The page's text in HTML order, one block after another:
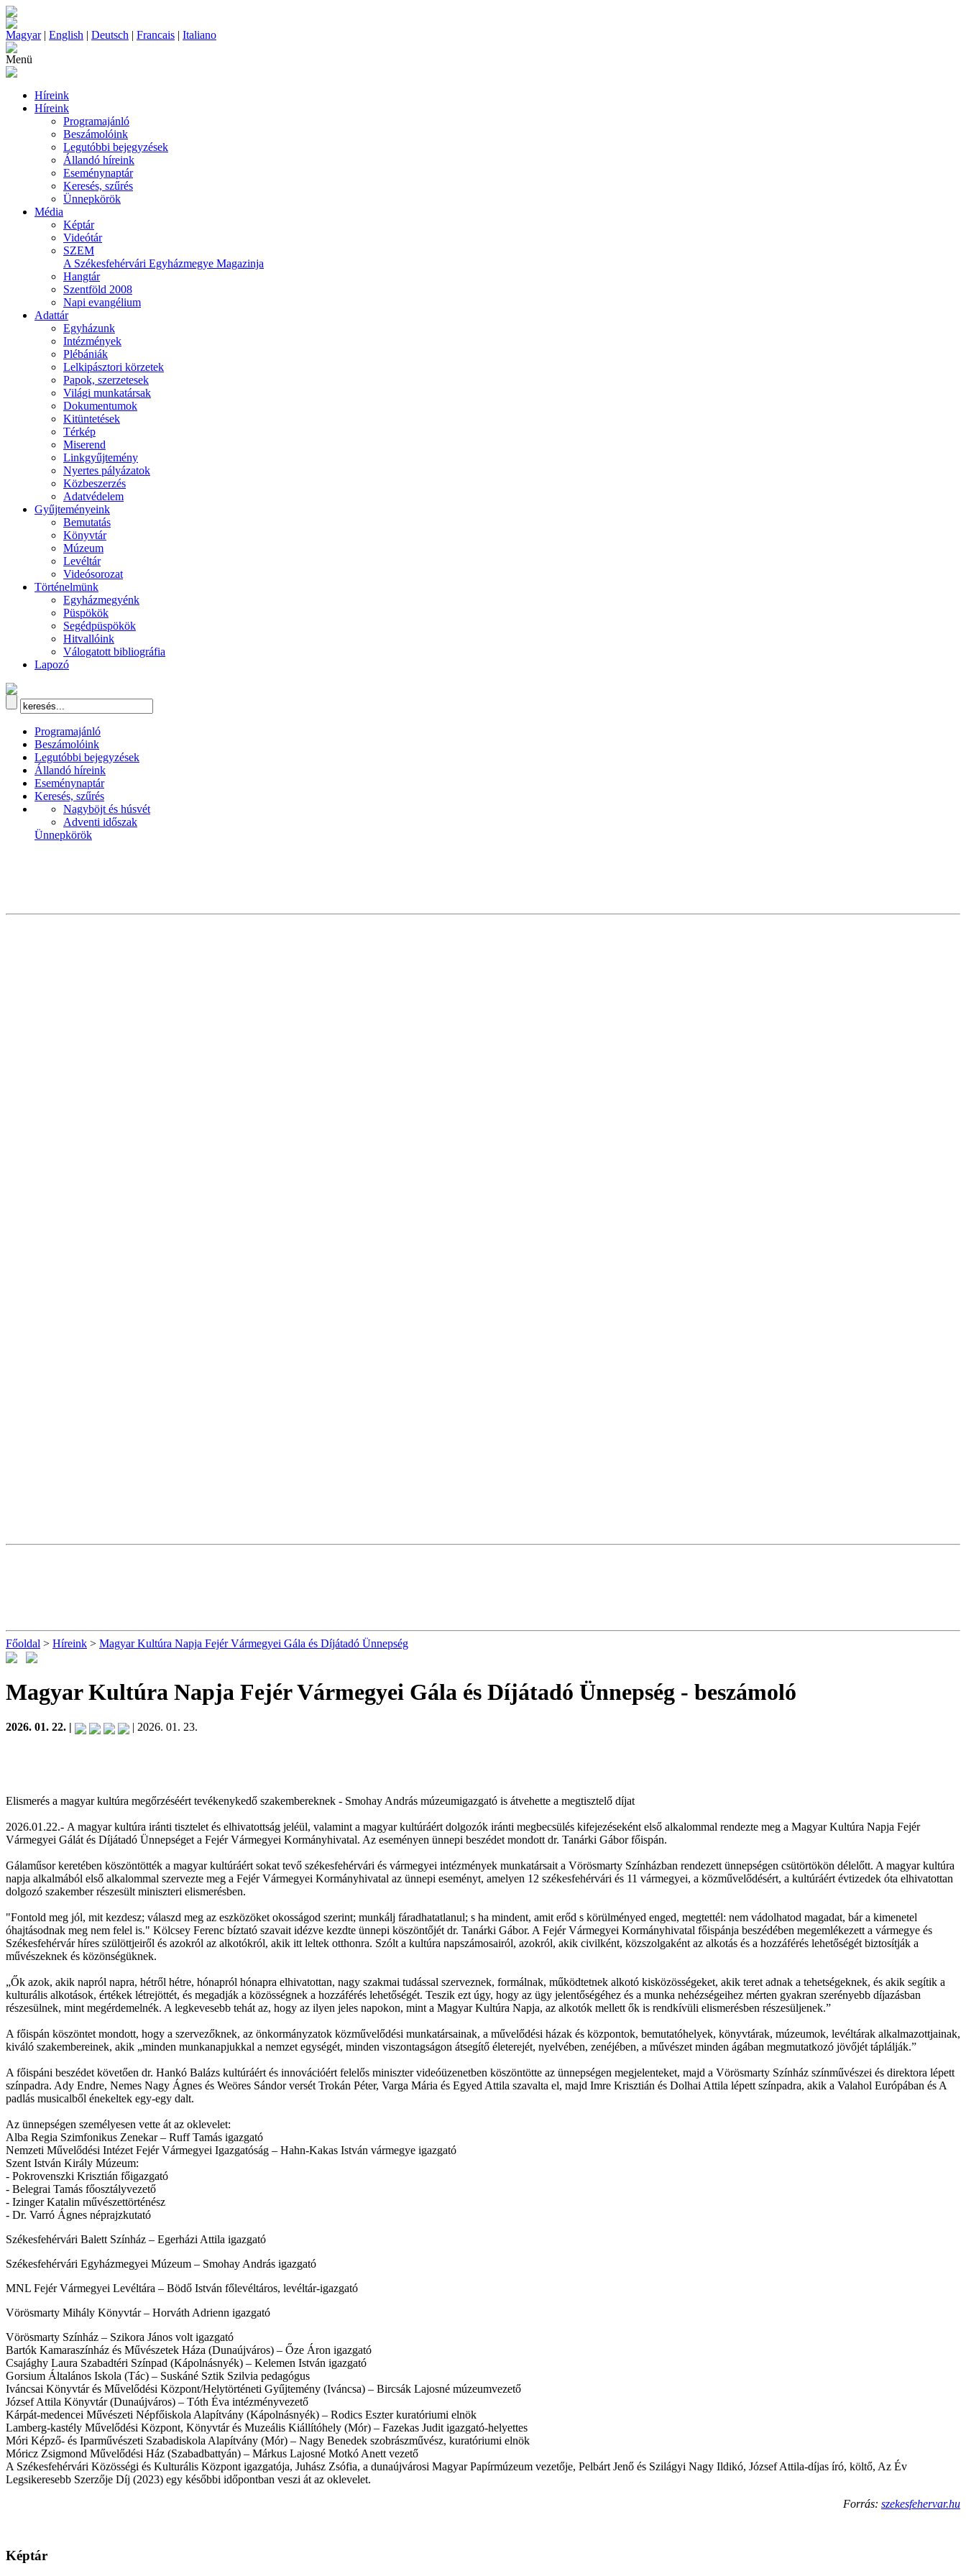
Magyar| English | Deutsch | Francais | Italiano
Menü
Híreink
Híreink
Programajánló
Beszámolóink
Legutóbbi bejegyzések
Állandó híreink
Eseménynaptár
Keresés, szűrés
Ünnepkörök
Média
Képtár
Videótár
SZEM
A Székesfehérvári Egyházmegye Magazinja
Hangtár
Szentföld 2008
Napi evangélium
Adattár
Egyházunk
Intézmények
Plébániák
Lelkipásztori körzetek
Papok, szerzetesek
Világi munkatársak
Dokumentumok
Kitüntetések
Térkép
Miserend
Linkgyűjtemény
Nyertes pályázatok
Közbeszerzés
Adatvédelem
Gyűjteményeink
Bemutatás
Könyvtár
Múzeum
Levéltár
Videósorozat
Történelmünk
Egyházmegyénk
Püspökök
Segédpüspökök
Hitvallóink
Válogatott bibliográfia
Lapozó
Programajánló
Beszámolóink
Legutóbbi bejegyzések
Állandó híreink
Eseménynaptár
Keresés, szűrés
Nagyböjt és húsvét
Adventi időszak
Ünnepkörök
Főoldal > Híreink > Magyar Kultúra Napja Fejér Vármegyei Gála és Díjátadó Ünnepség
Magyar Kultúra Napja Fejér Vármegyei Gála és Díjátadó Ünnepség - beszámoló
2026. 01. 22. | | 2026. 01. 23.
Elismerés a magyar kultúra megőrzéséért tevékenykedő szakembereknek - Smohay András múzeumigazgató is átvehette a megtisztelő díjat
2026.01.22.- A magyar kultúra iránti tisztelet és elhivatottság jeléül, valamint a magyar kultúráért dolgozók iránti megbecsülés kifejezéseként első alkalommal rendezte meg a Magyar Kultúra Napja Fejér
Vármegyei Gálát és Díjátadó Ünnepséget a Fejér Vármegyei Kormányhivatal. Az eseményen ünnepi beszédet mondott dr. Tanárki Gábor főispán.
Gálaműsor keretében köszöntötték a magyar kultúráért sokat tevő székesfehérvári és vármegyei intézmények munkatársait a Vörösmarty Színházban rendezett ünnepségen csütörtökön délelőtt. A magyar kultúra
napja alkalmából első alkalommal szervezte meg a Fejér Vármegyei Kormányhivatal az ünnepi eseményt, amelyen 12 székesfehérvári és 11 vármegyei, a közművelődésért, a kultúráért évtizedek óta elhivatottan
dolgozó szakember részesült miniszteri elismerésben.
"Fontold meg jól, mit kezdesz; válaszd meg az eszközöket okosságod szerint; munkálj fáradhatatlanul; s ha mindent, amit erőd s körülményed enged, megtettél: nem vádolhatod magadat, bár a kimenetel
óhajtásodnak meg nem felel is." Kölcsey Ferenc bíztató szavait idézve kezdte ünnepi köszöntőjét dr. Tanárki Gábor. A Fejér Vármegyei Kormányhivatal főispánja beszédében megemlékezett a vármegye és
Székesfehérvár híres szülöttjeiről és azokról az alkotókról, akik itt leltek otthonra. Szólt a kultúra napszámosairól, azokról, akik civilként, közszolgaként az alkotás és a hozzáférés lehetőségét biztosítják a
művészeknek és közönségüknek.
„Ők azok, akik napról napra, hétről hétre, hónapról hónapra elhivatottan, nagy szakmai tudással szerveznek, formálnak, működtetnek alkotó kisközösségeket, akik teret adnak a tehetségeknek, és akik segítik a
kulturális alkotások, értékek létrejöttét, és megadják a közösségnek a hozzáférés lehetőségét. Teszik ezt úgy, hogy az ügy jelentőségéhez és a munka nehézségeihez mérten gyakran szerényebb díjazásban
részesülnek, mint megérdemelnék. A legkevesebb tehát az, hogy az ilyen jeles napokon, mint a Magyar Kultúra Napja, az alkotók mellett ők is rendkívüli elismerésben részesüljenek.”
A főispán köszöntet mondott, hogy a szervezőknek, az önkormányzatok közművelődési munkatársainak, a művelődési házak és központok, bemutatóhelyek, könyvtárak, múzeumok, levéltárak alkalmazottjainak,
kiváló szakembereinek, akik „minden munkanapjukkal a nemzet egységét, minden viszontagságon átsegítő életerejét, nyelvében, zenéjében, a művészet minden ágában megmutatkozó jövőjét táplálják.”
A főispáni beszédet követően dr. Hankó Balázs kultúráért és innovációért felelős miniszter videóüzenetben köszöntötte az ünnepségen megjelenteket, majd a Vörösmarty Színház színművészei és direktora lépett
színpadra. Ady Endre, Nemes Nagy Ágnes és Weöres Sándor versét Trokán Péter, Varga Mária és Egyed Attila szavalta el, majd Imre Krisztián és Dolhai Attila lépett színpadra, akik a Valahol Európában és A
padlás musicalből énekeltek egy-egy dalt.
Az ünnepségen személyesen vette át az oklevelet:
Alba Regia Szimfonikus Zenekar – Ruff Tamás igazgató
Nemzeti Művelődési Intézet Fejér Vármegyei Igazgatóság – Hahn-Kakas István vármegye igazgató
Szent István Király Múzeum:
- Pokrovenszki Krisztián főigazgató
- Belegrai Tamás főosztályvezető
- Izinger Katalin művészettörténész
- Dr. Varró Ágnes néprajzkutató
Székesfehérvári Balett Színház – Egerházi Attila igazgató
Székesfehérvári Egyházmegyei Múzeum – Smohay András igazgató
MNL Fejér Vármegyei Levéltára – Bödő István főlevéltáros, levéltár-igazgató
Vörösmarty Mihály Könyvtár – Horváth Adrienn igazgató
Vörösmarty Színház – Szikora János volt igazgató
Bartók Kamaraszínház és Művészetek Háza (Dunaújváros) – Őze Áron igazgató
Csajághy Laura Szabadtéri Színpad (Kápolnásnyék) – Kelemen István igazgató
Gorsium Általános Iskola (Tác) – Suskáné Sztik Szilvia pedagógus
Iváncsai Könyvtár és Művelődési Központ/Helytörténeti Gyűjtemény (Iváncsa) – Bircsák Lajosné múzeumvezető
József Attila Könyvtár (Dunaújváros) – Tóth Éva intézményvezető
Kárpát-medencei Művészeti Népfőiskola Alapítvány (Kápolnásnyék) – Rodics Eszter kuratóriumi elnök
Lamberg-kastély Művelődési Központ, Könyvtár és Muzeális Kiállítóhely (Mór) – Fazekas Judit igazgató-helyettes
Móri Képző- és Iparművészeti Szabadiskola Alapítvány (Mór) – Nagy Benedek szobrászművész, kuratóriumi elnök
Móricz Zsigmond Művelődési Ház (Szabadbattyán) – Márkus Lajosné Motkó Anett vezető
A Székesfehérvári Közösségi és Kulturális Központ igazgatója, Juhász Zsófia, a dunaújvárosi Magyar Papírmúzeum vezetője, Pelbárt Jenő és Szilágyi Nagy Ildikó, József Attila-díjas író, költő, Az Év
Legsikeresebb Szerzője Díj (2023) egy későbbi időpontban veszi át az oklevelet.
Forrás: szekesfehervar.hu
Képtár